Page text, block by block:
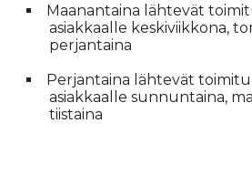
Maanantaina lähtevät
asiakkaalle keskiviikkona,
perjantaina
Perjantaina lähtevät
asiakkaalle sunnuntaina,
tiistaina